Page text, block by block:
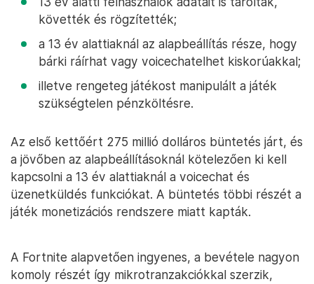
követték és rögzítették;
a 13 év alattiaknál az alapbeállítás része, hogy
bárki ráírhat vagy voicechatelhet kiskorúakkal;
illetve rengeteg játékost manipulált a játék
szükségtelen pénzköltésre.
Az első kettőért 275 millió dolláros büntetés járt, és
a jövőben az alapbeállításoknál kötelezően ki kell
kapcsolni a 13 év alattiaknál a voicechat és
üzenetküldés funkciókat. A büntetés többi részét a
játék monetizációs rendszere miatt kapták.
A Fortnite alapvetően ingyenes, a bevétele nagyon
komoly részét így mikrotranzakciókkal szerzik,